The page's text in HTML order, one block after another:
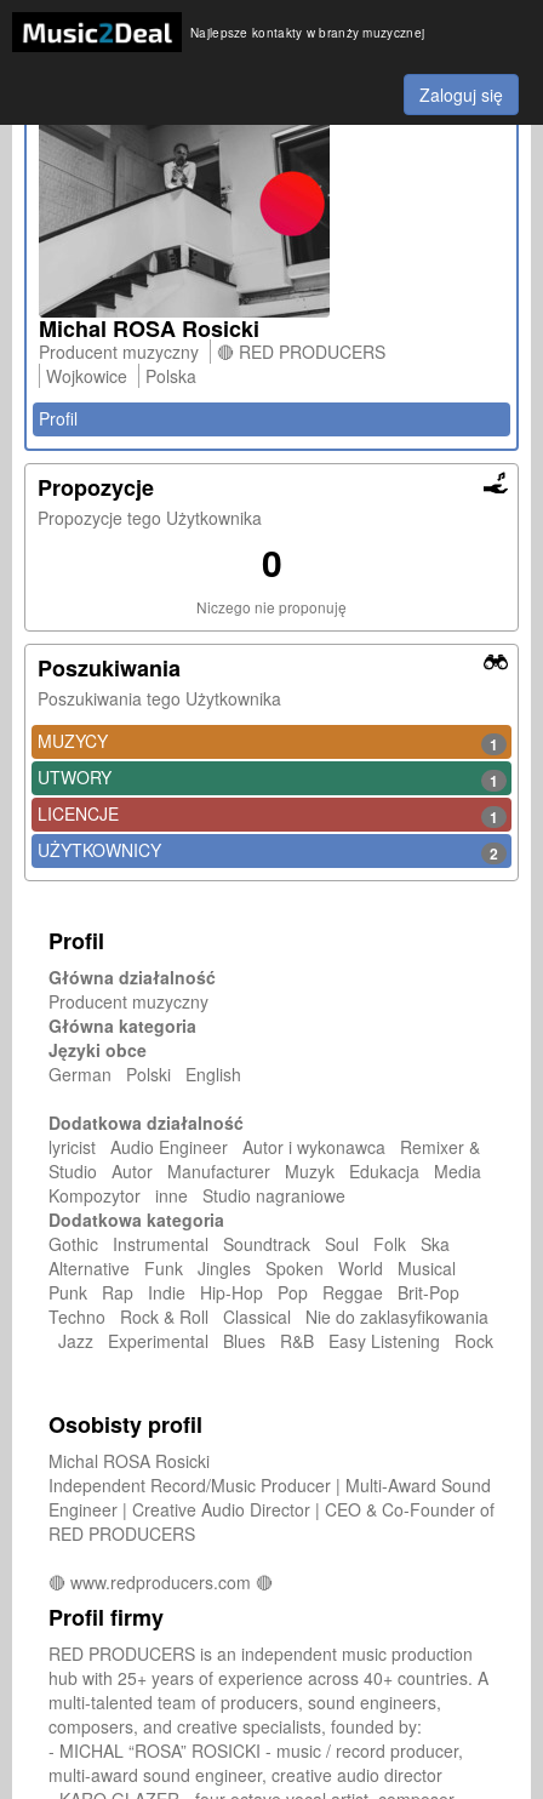
Najlepsze kontakty w branży muzycznej
Zaloguj się
Michal ROSA Rosicki
Producent muzyczny
🔴 RED PRODUCERS
Wojkowice
Polska
Profil
Propozycje
Propozycje tego Użytkownika
0
Niczego nie proponuję
Poszukiwania
Poszukiwania tego Użytkownika
MUZYCY
1
UTWORY 1
LICENCJE 1
UŻYTKOWNICY 2
Profil
Główna działalność
Producent muzyczny
Główna kategoria
Języki obce
German Polski English
Dodatkowa działalność
lyricist Audio Engineer Autor i wykonawca Remixer &
Studio Autor Manufacturer Muzyk Edukacja Media
Kompozytor inne Studio nagraniowe
Dodatkowa kategoria
Gothic Instrumental Soundtrack Soul Folk Ska
Alternative Funk Jingles Spoken World Musical
Punk Rap Indie Hip-Hop Pop Reggae Brit-Pop
Techno Rock & Roll Classical Nie do zaklasyfikowania
Jazz Experimental Blues R&B Easy Listening Rock
Osobisty profil
Michal ROSA Rosicki
Independent Record/Music Producer | Multi-Award Sound
Engineer | Creative Audio Director | CEO & Co-Founder of
RED PRODUCERS
Profil firmy
RED PRODUCERS is an independent music production
hub with 25+ years of experience across 40+ countries. A
multi-talented team of producers, sound engineers,
composers, and creative specialists, founded by:
- MICHAL “ROSA” ROSICKI - music / record producer,
multi-award sound engineer, creative audio director